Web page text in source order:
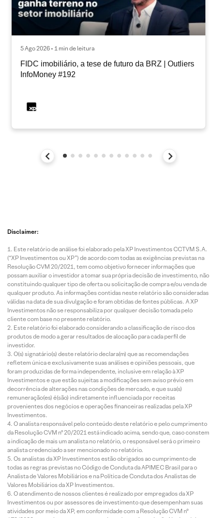
5 Ago 2026 • 1 min de leitura
FIDC imobiliário, a tese de futuro da BRZ | Outliers
InfoMoney #192
Disclaimer:
Este relatório de análise foi elaborado pela XP Investimentos CCTVM S.A.
(“XP Investimentos ou XP”) de acordo com todas as exigências previstas na
Resolução CVM 20/2021, tem como objetivo fornecer informações que
possam auxiliar o investidor a tomar sua própria decisão de investimento, não
constituindo qualquer tipo de oferta ou solicitação de compra e/ou venda de
qualquer produto. As informações contidas neste relatório são consideradas
válidas na data de sua divulgação e foram obtidas de fontes públicas. A XP
Investimentos não se responsabiliza por qualquer decisão tomada pelo
cliente com base no presente relatório.
Este relatório foi elaborado considerando a classificação de risco dos
produtos de modo a gerar resultados de alocação para cada perfil de
investidor.
O(s) signatário(s) deste relatório declara(m) que as recomendações
refletem única e exclusivamente suas análises e opiniões pessoais, que
foram produzidas de forma independente, inclusive em relação à XP
Investimentos e que estão sujeitas a modificações sem aviso prévio em
decorrência de alterações nas condições de mercado, e que sua(s)
remuneração(es) é(são) indiretamente influenciada por receitas
provenientes dos negócios e operações financeiras realizadas pela XP
Investimentos.
O analista responsável pelo conteúdo deste relatório e pelo cumprimento
da Resolução CVM nº 20/2021 está indicado acima, sendo que, caso constem
a indicação de mais um analista no relatório, o responsável será o primeiro
analista credenciado a ser mencionado no relatório.
Os analistas da XP Investimentos estão obrigados ao cumprimento de
todas as regras previstas no Código de Conduta da APIMEC Brasil para o
Analista de Valores Mobiliários e na Política de Conduta dos Analistas de
Valores Mobiliários da XP Investimentos.
O atendimento de nossos clientes é realizado por empregados da XP
Investimentos ou por assessores de investimento que desempenham suas
atividades por meio da XP, em conformidade com a Resolução CVM nº